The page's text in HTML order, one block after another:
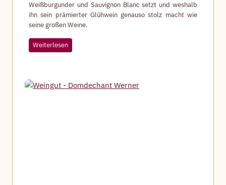
Weißburgunder und Sauvignon Blanc setzt und weshalb
ihn sein prämierter Glühwein genauso stolz macht wie
seine großen Weine.
WeiterlesenJ
o
n